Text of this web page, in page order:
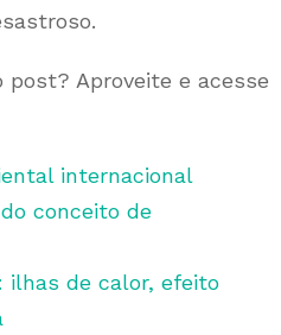
post? Aproveite e acesse
internacional
conceito de
ilhas de calor, efeito